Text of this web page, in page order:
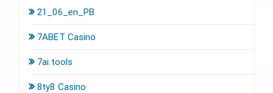
21_06_en_PB
7ABET Casino
7ai.tools
8ty8 Casino